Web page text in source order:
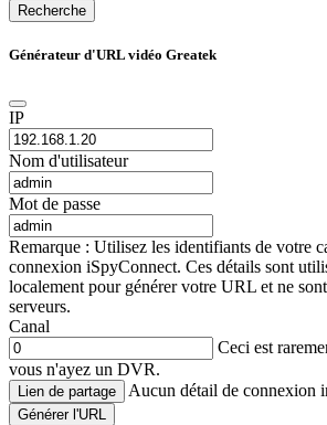
Recherche
Générateur d'URL vidéo Greatek
IP
Nom d'utilisateur
Mot de passe
Remarque : Utilisez les identifiants de votre
connexion iSpyConnect. Ces détails sont
localement pour générer votre URL et ne
serveurs.
Canal
Ceci est
vous n'ayez un DVR.
Lien de partage Aucun détail de connexion
Générer l'URL